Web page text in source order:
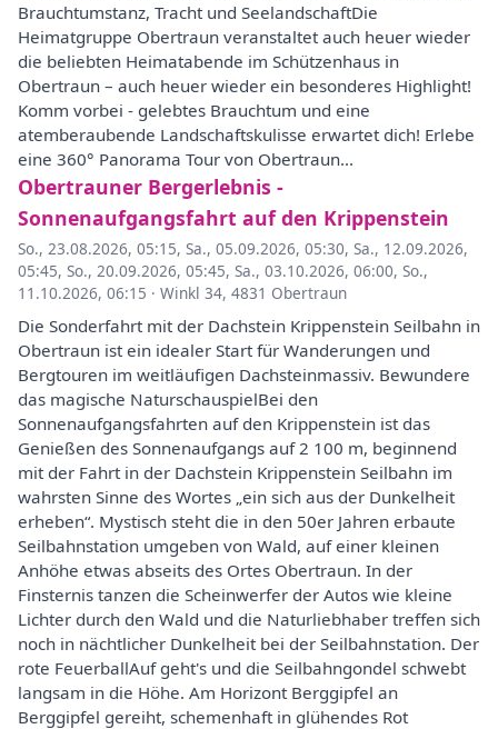
Brauchtumstanz, Tracht und SeelandschaftDie
Heimatgruppe Obertraun veranstaltet auch heuer wieder
die beliebten Heimatabende im Schützenhaus in
Obertraun – auch heuer wieder ein besonderes Highlight!
Komm vorbei - gelebtes Brauchtum und eine
atemberaubende Landschaftskulisse erwartet dich! Erlebe
eine 360° Panorama Tour von Obertraun...
Obertrauner Bergerlebnis -
Sonnenaufgangsfahrt auf den Krippenstein
So., 23.08.2026, 05:15, Sa., 05.09.2026, 05:30, Sa., 12.09.2026,
05:45, So., 20.09.2026, 05:45, Sa., 03.10.2026, 06:00, So.,
11.10.2026, 06:15 · Winkl 34, 4831 Obertraun
Die Sonderfahrt mit der Dachstein Krippenstein Seilbahn in
Obertraun ist ein idealer Start für Wanderungen und
Bergtouren im weitläufigen Dachsteinmassiv. Bewundere
das magische NaturschauspielBei den
Sonnenaufgangsfahrten auf den Krippenstein ist das
Genießen des Sonnenaufgangs auf 2 100 m, beginnend
mit der Fahrt in der Dachstein Krippenstein Seilbahn im
wahrsten Sinne des Wortes „ein sich aus der Dunkelheit
erheben“. Mystisch steht die in den 50er Jahren erbaute
Seilbahnstation umgeben von Wald, auf einer kleinen
Anhöhe etwas abseits des Ortes Obertraun. In der
Finsternis tanzen die Scheinwerfer der Autos wie kleine
Lichter durch den Wald und die Naturliebhaber treffen sich
noch in nächtlicher Dunkelheit bei der Seilbahnstation. Der
rote FeuerballAuf geht's und die Seilbahngondel schwebt
langsam in die Höhe. Am Horizont Berggipfel an
Berggipfel gereiht, schemenhaft in glühendes Rot